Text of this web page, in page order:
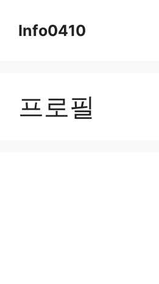
Info0410
프로필